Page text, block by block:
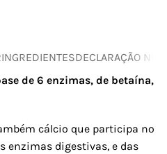
INGREDIENTESDECLARAÇÃO
de 6 enzimas, de betaína,
cálcio que participa no
enzimas digestivas, e das